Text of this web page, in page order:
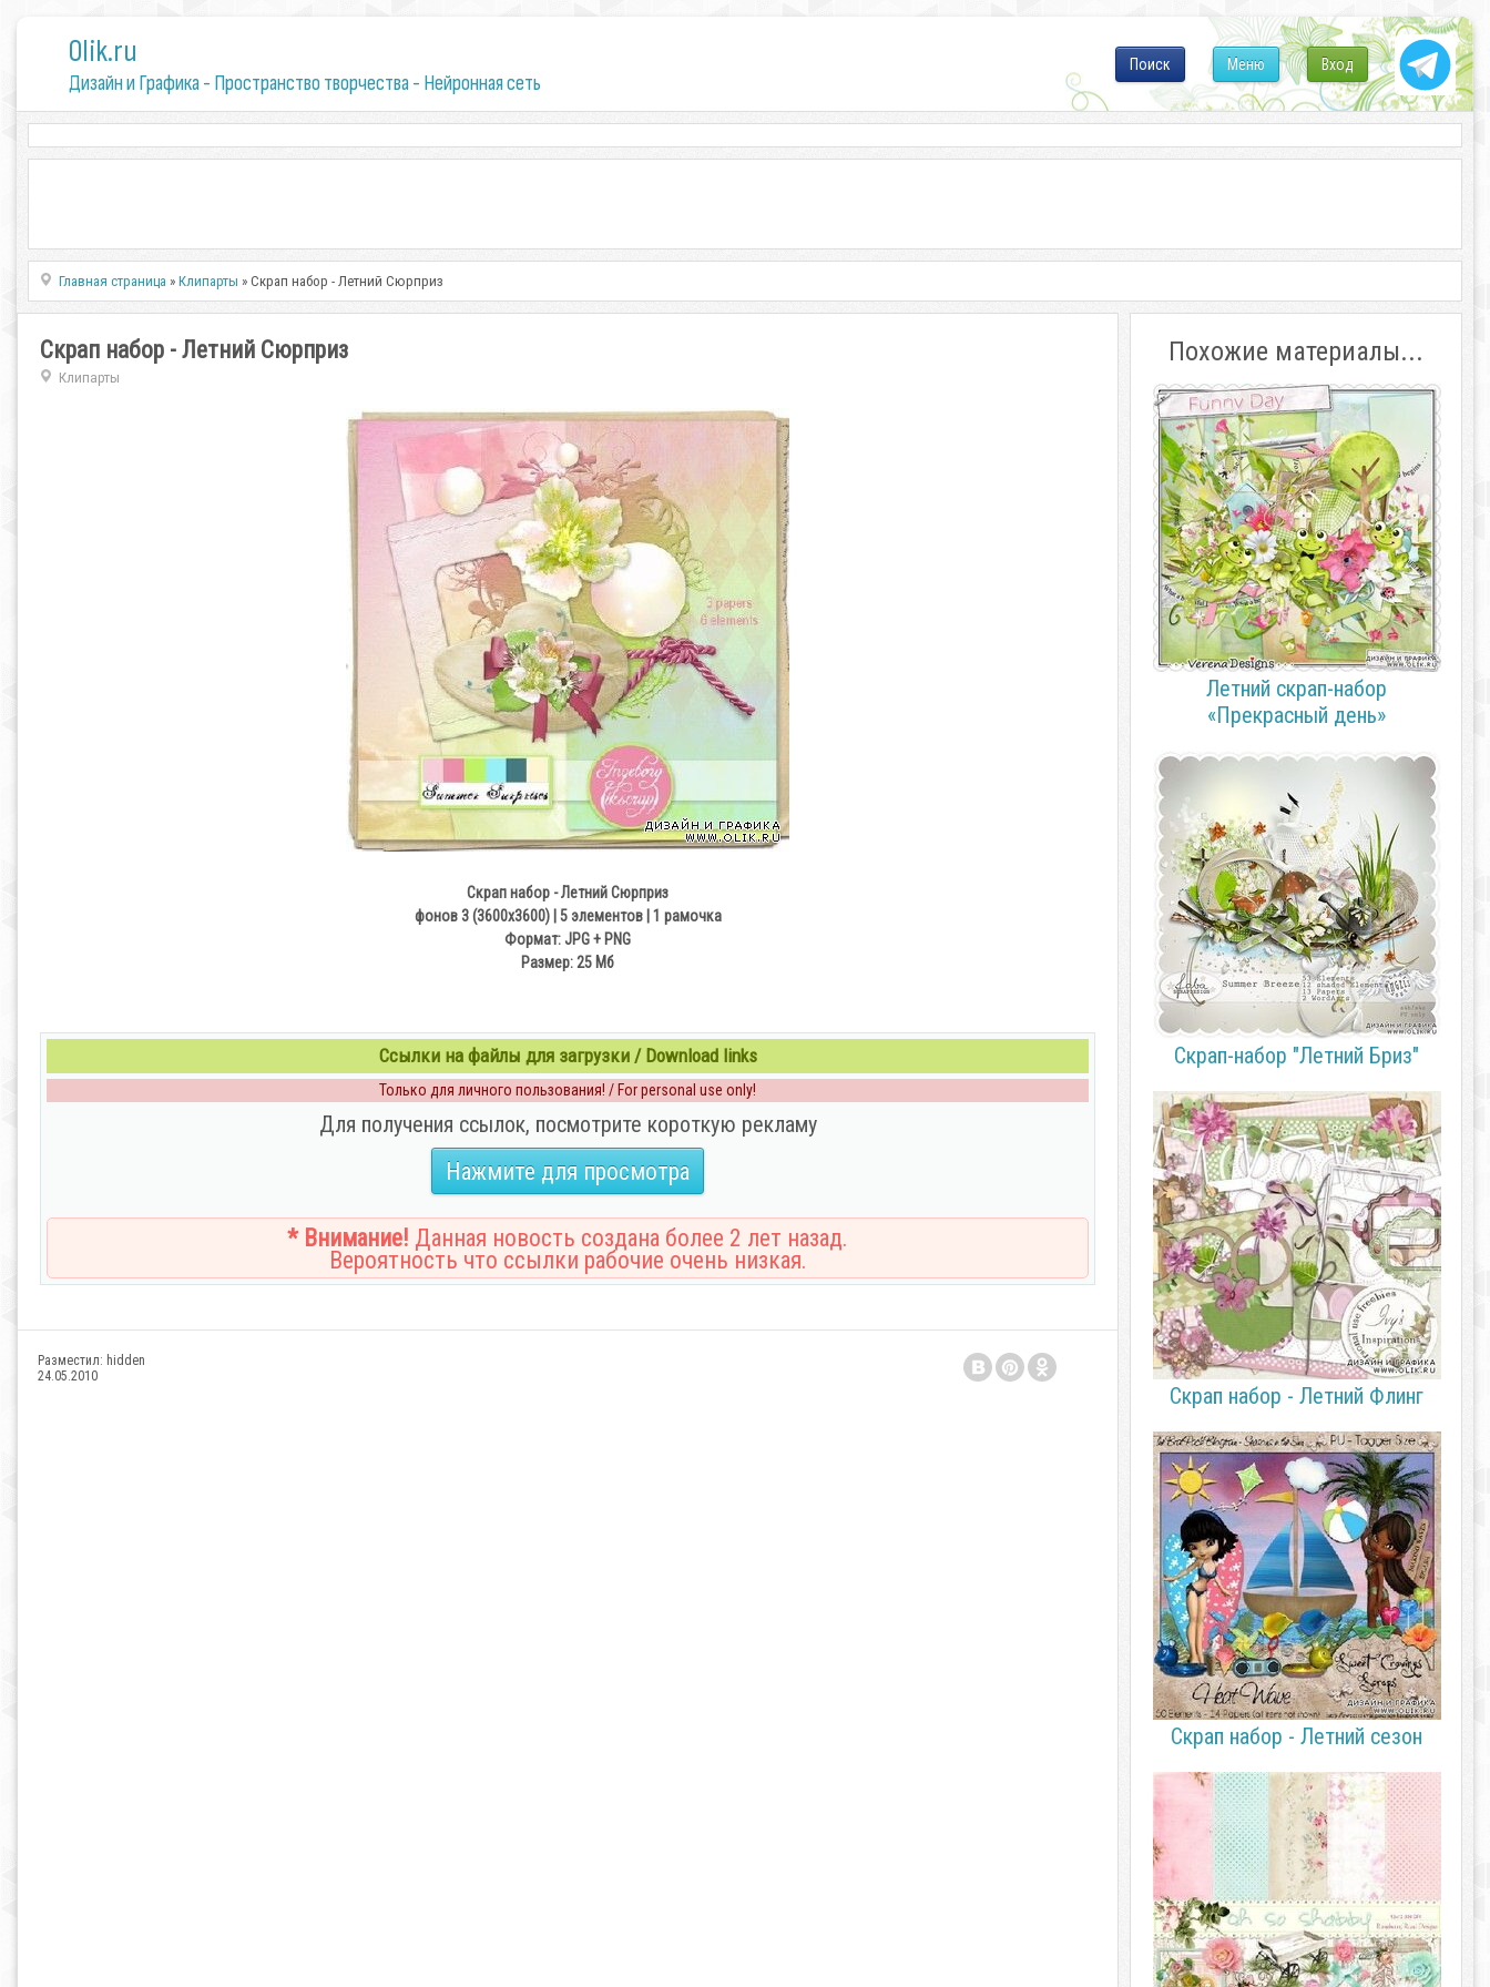
0lik.ru
Дизайн и Графика - Пространство творчества - Нейронная сеть
Вход
Меню
Поиск
Главная страница »Клипарты » Скрап набор - Летний Сюрприз
Скрап набор - Летний Сюрприз
Клипарты
Скрап набор - Летний Сюрприз
фонов 3 (3600х3600) | 5 элементов | 1 рамочка
Формат: JPG + PNG
Размер: 25 Mб
Ссылки на файлы для загрузки / Download links
Только для личного пользования! / For personal use only!
Для получения ссылок, посмотрите короткую рекламу
Нажмите для просмотра
* Внимание! Данная новость создана более 2 лет назад.
Вероятность что ссылки рабочие очень низкая.
Разместил: hidden
24.05.2010
Похожие материалы...
Летний скрап-набор
«Прекрасный день»
Скрап-набор "Летний Бриз"
Скрап набор - Летний Флинг
Скрап набор - Летний сезон